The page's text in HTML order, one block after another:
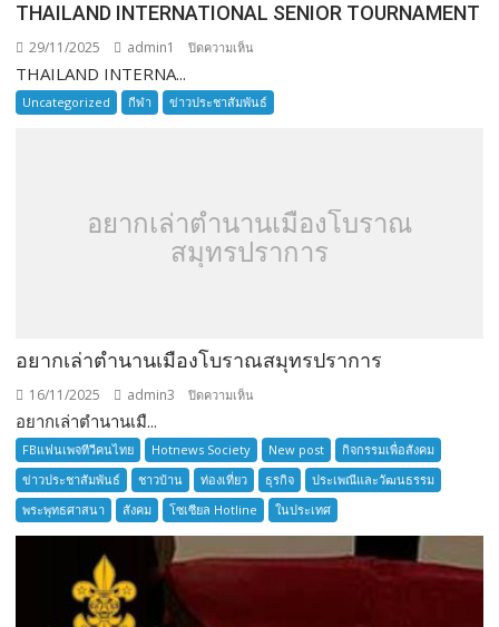
THAILAND INTERNATIONAL SENIOR TOURNAMENT
29/11/2025 admin1 ปิดความเห็น
INTERNATIONAL
SENIOR
THAILAND INTERNA...
Uncategorized กีฬา ข่าวประชาสัมพันธ์
อยากเล่าตำนานเมืองโบราณ
สมุทรปราการ
อยากเล่าตำนานเมืองโบราณสมุทรปราการ
16/11/2025 admin3 ปิดความเห็น
เล่า
ตำนาน
เมือง
โบราณ
สมุทรปราการ
อยากเล่าตำนานเมื...
FBแฟนเพจทีวีคนไทย Hotnews Society New post
กิจกรรมเพื่อสังคม
ข่าวประชาสัมพันธ์
ชาวบ้าน ท่องเที่ยว ธุรกิจ
ประเพณีและวัฒนธรรม
พระพุทธศาสนา
สังคม โซเซียล Hotline ในประเทศ